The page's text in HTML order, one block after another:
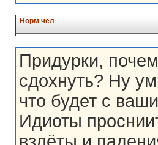
Норм чел
Придурки,
сдохнуть? Ну
что будет с
Идиоты